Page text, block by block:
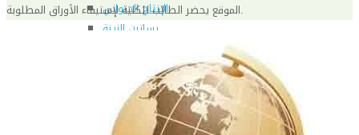
الإنتاج الحيواني
بساتين الزينة
الحشرات الإقتصادية والمبيدات
الحيوان والنيماتولوجيا الزراعية
الخضر
الصناعات الغذائية
الموقع يحضر الطالب للكلية لإستيفاء الأوراق المطلوبة.